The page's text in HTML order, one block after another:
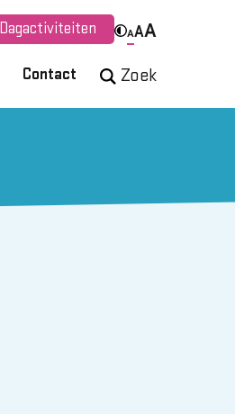
Dagactiviteiten AAA
Contact Zoek